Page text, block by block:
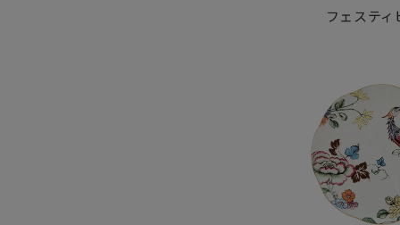
フェスティ